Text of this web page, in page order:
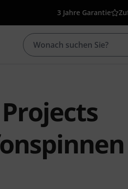
3 Jahre Garantie